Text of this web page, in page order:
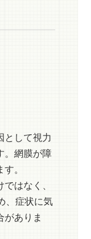
として視力
。網膜が障
。
はなく、
、症状に気
がありま